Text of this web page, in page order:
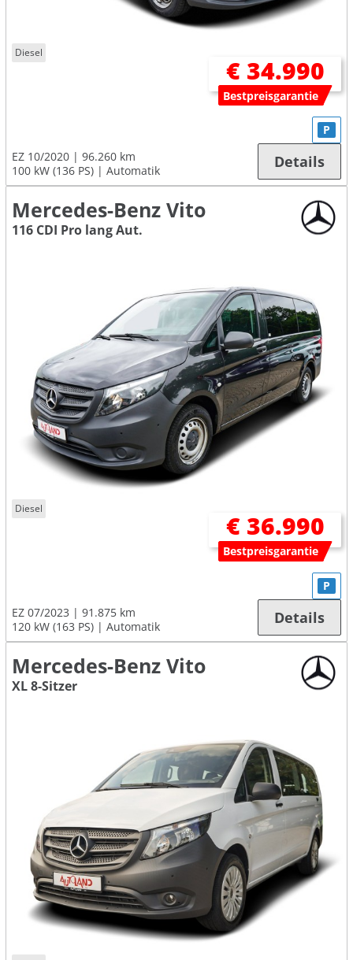
Diesel
€ 34.990
Bestpreisgarantie
EZ 10/2020
96.260 km
100 kW (136 PS)
Automatik
P
Details
Mercedes-Benz Vito
116 CDI Pro lang Aut.
Diesel
€ 36.990
Bestpreisgarantie
EZ 07/2023
91.875 km
120 kW (163 PS)
Automatik
P
Details
Mercedes-Benz Vito
XL 8-Sitzer